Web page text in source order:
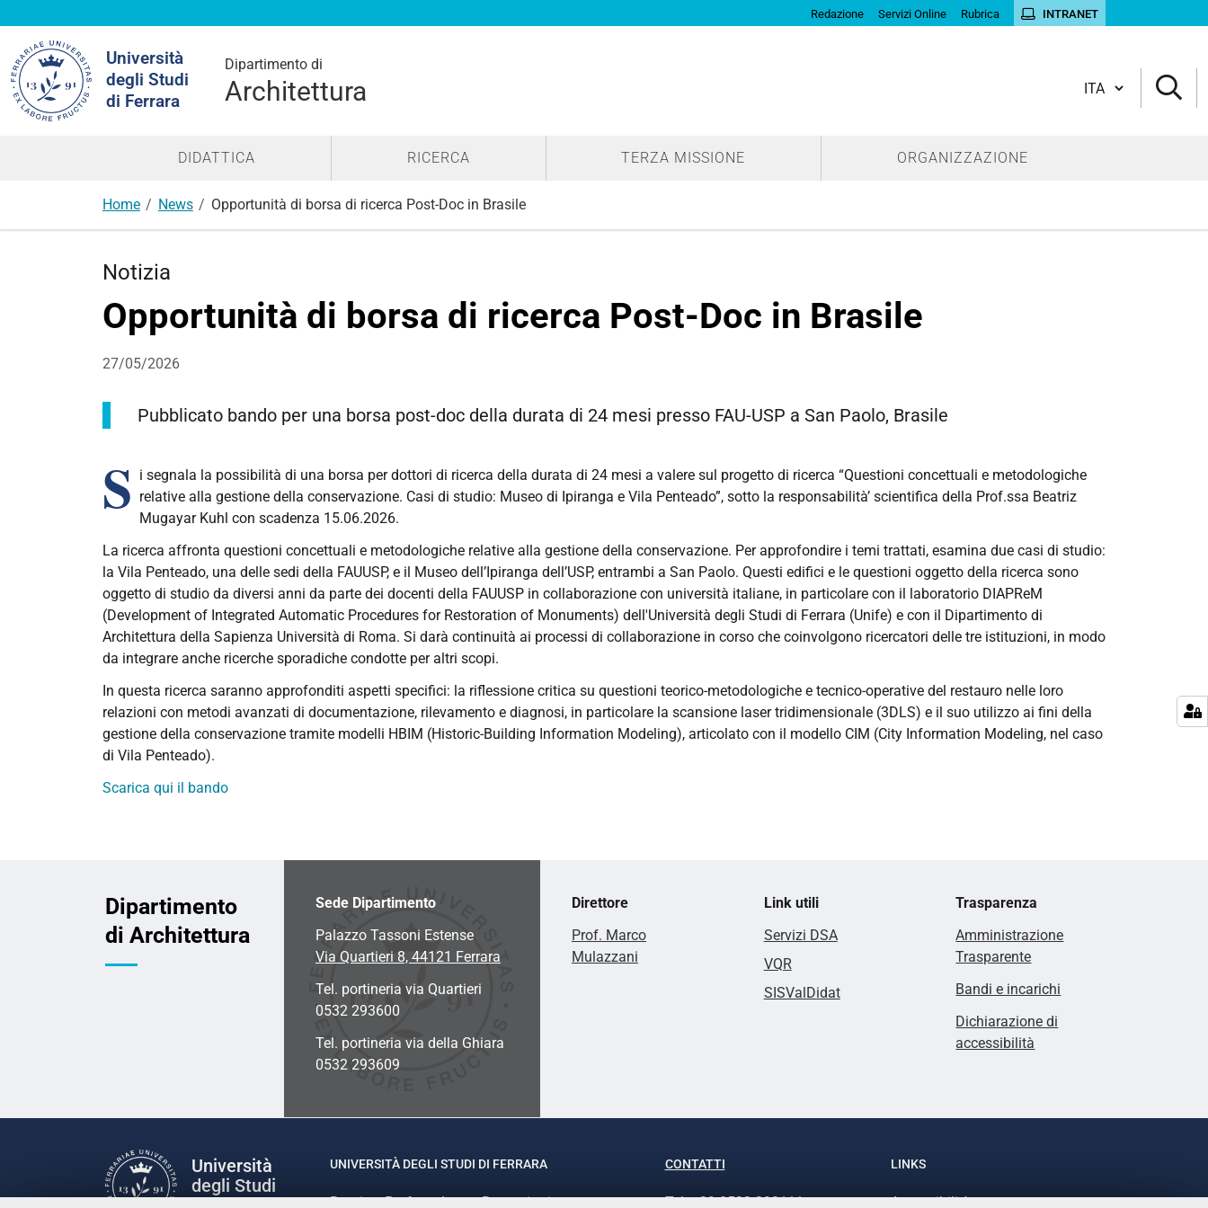
Redazione Servizi Online Rubrica INTRANET
Università
degli Studi
di Ferrara
Dipartimento di
Architettura
nel
sito
Cambia lingua
DIDATTICA RICERCA TERZA MISSIONE ORGANIZZAZIONE
Home News Opportunità di borsa di ricerca Post-Doc in Brasile
Notizia
Opportunità di borsa di ricerca Post-Doc in Brasile
27/05/2026
Pubblicato bando per una borsa post-doc della durata di 24 mesi presso FAU-USP a San Paolo, Brasile
S i segnala la possibilità di una borsa per dottori di ricerca della durata di 24 mesi a valere sul progetto di ricerca “Questioni concettuali e metodologiche
relative alla gestione della conservazione. Casi di studio: Museo di Ipiranga e Vila Penteado”, sotto la responsabilità’ scientifica della Prof.ssa Beatriz
Mugayar Kuhl con scadenza 15.06.2026.
La ricerca affronta questioni concettuali e metodologiche relative alla gestione della conservazione. Per approfondire i temi trattati, esamina due casi di studio:
la Vila Penteado, una delle sedi della FAUUSP, e il Museo dell’Ipiranga dell’USP, entrambi a San Paolo. Questi edifici e le questioni oggetto della ricerca sono
oggetto di studio da diversi anni da parte dei docenti della FAUUSP in collaborazione con università italiane, in particolare con il laboratorio DIAPReM
(Development of Integrated Automatic Procedures for Restoration of Monuments) dell'Università degli Studi di Ferrara (Unife) e con il Dipartimento di
Architettura della Sapienza Università di Roma. Si darà continuità ai processi di collaborazione in corso che coinvolgono ricercatori delle tre istituzioni, in modo
da integrare anche ricerche sporadiche condotte per altri scopi.
In questa ricerca saranno approfonditi aspetti specifici: la riflessione critica su questioni teorico-metodologiche e tecnico-operative del restauro nelle loro
relazioni con metodi avanzati di documentazione, rilevamento e diagnosi, in particolare la scansione laser tridimensionale (3DLS) e il suo utilizzo ai fini della
gestione della conservazione tramite modelli HBIM (Historic-Building Information Modeling), articolato con il modello CIM (City Information Modeling, nel caso
di Vila Penteado).
Scarica qui il bando
Dipartimento
di Architettura
Sede Dipartimento
Palazzo Tassoni Estense
Via Quartieri 8, 44121 Ferrara
Tel. portineria via Quartieri
0532 293600
Tel. portineria via della Ghiara
0532 293609
Direttore
Prof. Marco
Mulazzani
Link utili
Servizi DSA
VQR
SISValDidat
Trasparenza
Amministrazione
Trasparente
Bandi e incarichi
Dichiarazione di
accessibilità
Università
degli Studi
UNIVERSITÀ DEGLI STUDI DI FERRARA
Rettrice: Prof.ssa Laura Ramaciotti
CONTATTI
Tel. +39 0532 293111
LINKS
Accessibilità